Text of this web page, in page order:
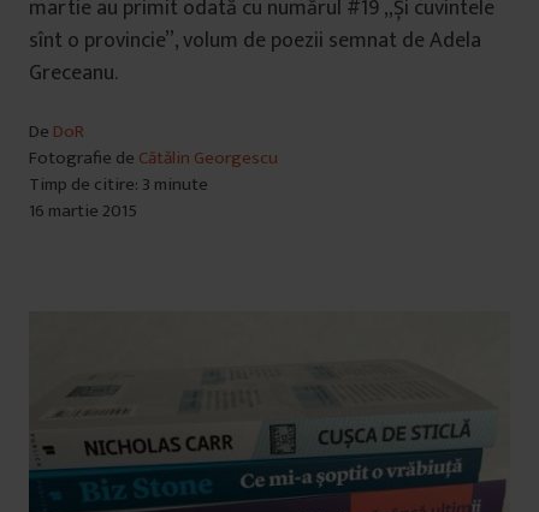
martie au primit odată cu numărul #19 „Și cuvintele
sînt o provincie”, volum de poezii semnat de Adela
Greceanu.
De DoR
Fotografie de Cătălin Georgescu
Timp de citire: 3 minute
16 martie 2015